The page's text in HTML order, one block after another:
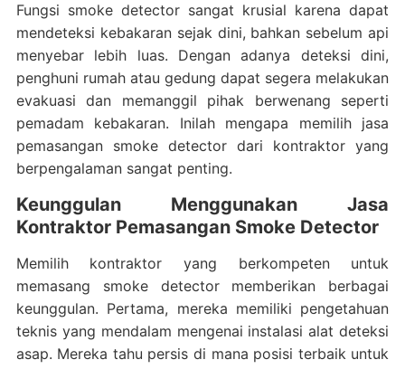
Fungsi smoke detector sangat krusial karena dapat
mendeteksi kebakaran sejak dini, bahkan sebelum api
menyebar lebih luas. Dengan adanya deteksi dini,
penghuni rumah atau gedung dapat segera melakukan
evakuasi dan memanggil pihak berwenang seperti
pemadam kebakaran. Inilah mengapa memilih jasa
pemasangan smoke detector dari kontraktor yang
berpengalaman sangat penting.
Keunggulan Menggunakan Jasa
Kontraktor Pemasangan Smoke Detector
Memilih kontraktor yang berkompeten untuk
memasang smoke detector memberikan berbagai
keunggulan. Pertama, mereka memiliki pengetahuan
teknis yang mendalam mengenai instalasi alat deteksi
asap. Mereka tahu persis di mana posisi terbaik untuk